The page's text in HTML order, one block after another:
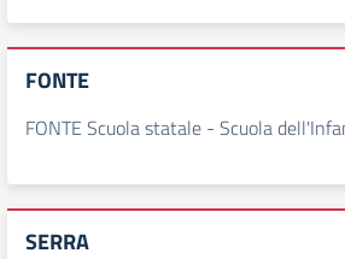
FONTE
FONTE Scuola statale - Scuola
SERRA